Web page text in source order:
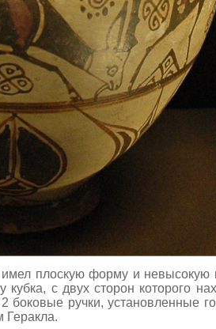
плоскую форму и
с двух сторон которого
ручки, установленные
Геракла.